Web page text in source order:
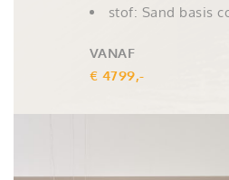
stof: Sand basis
VANAF
€ 4799,-